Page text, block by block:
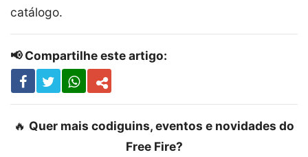
catálogo.
📢 Compartilhe este artigo:
🔥 Quer mais codiguins, eventos e novidades do
Free Fire?